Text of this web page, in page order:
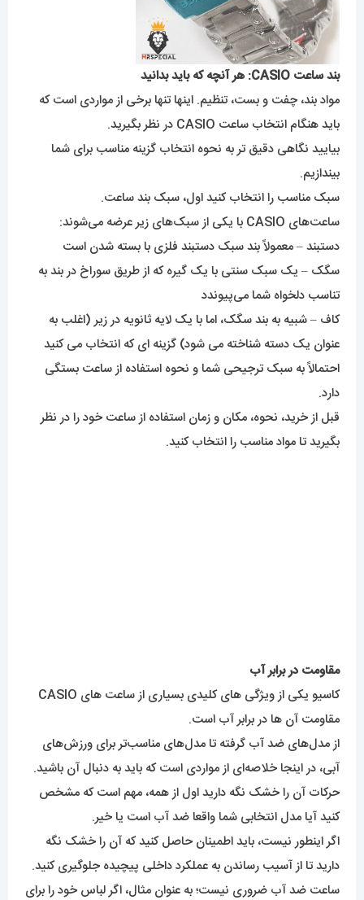
بند ساعت CASIO: هر آنچه که باید بدانید
مواد بند، چفت و بست، تنظیم. اینها تنها برخی از مواردی است که
باید هنگام انتخاب ساعت CASIO در نظر بگیرید.
بیایید نگاهی دقیق تر به نحوه انتخاب گزینه مناسب برای شما
بیندازیم.
سبک مناسب را انتخاب کنید اول، سبک بند ساعت.
ساعت‌های CASIO با یکی از سبک‌های زیر عرضه می‌شوند:
دستبند – معمولاً بند سبک دستبند فلزی با بسته شدن است
سگک – یک سبک سنتی با یک گیره که از طریق سوراخ در بند به
تناسب دلخواه شما می‌پیوندد
کاف – شبیه به بند سگک، اما با یک لایه ثانویه در زیر (اغلب به
عنوان یک دسته شناخته می شود) گزینه ای که انتخاب می کنید
احتمالاً به سبک ترجیحی شما و نحوه استفاده از ساعت بستگی
دارد.
قبل از خرید، نحوه، مکان و زمان استفاده از ساعت خود را در نظر
بگیرید تا مواد مناسب را انتخاب کنید.
مقاومت در برابر آب
کاسیو
یکی از ویژگی های کلیدی بسیاری از ساعت های CASIO
مقاومت آن ها در برابر آب است.
از مدل‌های ضد آب گرفته تا مدل‌های مناسب‌تر برای ورزش‌های
آبی، در اینجا خلاصه‌ای از مواردی است که باید به دنبال آن باشید.
حرکات آن را خشک نگه دارید اول از همه، مهم است که مشخص
کنید آیا مدل انتخابی شما واقعا ضد آب است یا خیر.
اگر اینطور نیست، باید اطمینان حاصل کنید که آن را خشک نگه